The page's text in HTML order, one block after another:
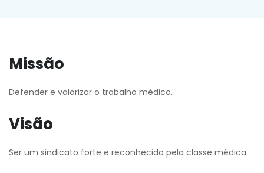
Missão
Defender e valorizar o trabalho médico.
Visão
Ser um sindicato forte e reconhecido pela classe médica.